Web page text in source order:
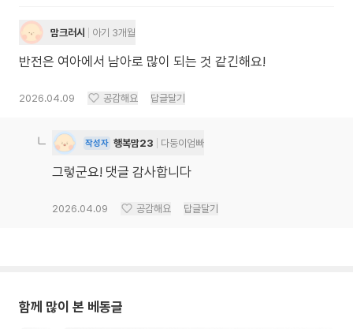
맘크러시 아기 3개월
반전은 여아에서 남아로 많이 되는 것 같긴해요!
2026.04.09 공감해요 답글달기
작성자 행복맘23 다둥이엄빠
그렇군요! 댓글 감사합니다
2026.04.09 공감해요 답글달기
함께 많이 본 베동글